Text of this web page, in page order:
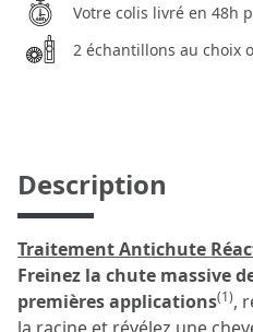
Votre colis livré en 48h
2 échantillons au choix
Description
Traitement Antichute
Freinez la chute massive
premières applications(1),